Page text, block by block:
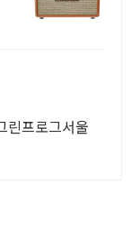
린프로그서울